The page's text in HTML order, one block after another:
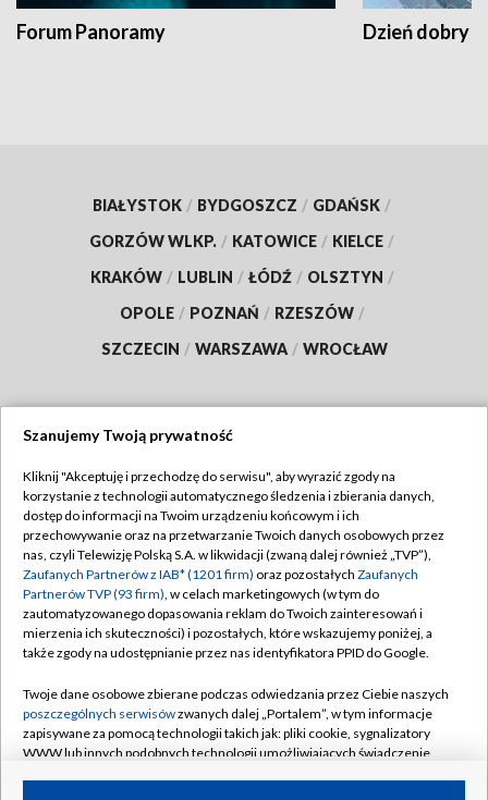
Forum Panoramy Dzień dobry
BIAŁYSTOK / BYDGOSZCZ / GDAŃSK /
GORZÓW WLKP. / KATOWICE / KIELCE /
KRAKÓW / LUBLIN / ŁÓDŹ / OLSZTYN /
OPOLE / POZNAŃ / RZESZÓW /
SZCZECIN / WARSZAWA / WROCŁAW
TVP
Abonament TVP
Emisja w TVP
Centrum informacji TVP
Naziemna Telewizja Cyfrowa
Rada Programowa
System NOS
Informacje o nadawcy
Regulamin TVP
Polityka prywatności
Moje zgody
Pomoc
Kontakt
Kanały
Szanujemy Twoją prywatność
Kliknij "Akceptuję i przechodzę do serwisu", aby wyrazić zgody na
korzystanie z technologii automatycznego śledzenia i zbierania danych,
dostęp do informacji na Twoim urządzeniu końcowym i ich
przechowywanie oraz na przetwarzanie Twoich danych osobowych przez
nas, czyli Telewizję Polską S.A. w likwidacji (zwaną dalej również „TVP”),
Zaufanych Partnerów z IAB* (1201 firm) oraz pozostałych Zaufanych
Partnerów TVP (93 firm), w celach marketingowych (w tym do
zautomatyzowanego dopasowania reklam do Twoich zainteresowań i
mierzenia ich skuteczności) i pozostałych, które wskazujemy poniżej, a
także zgody na udostępnianie przez nas identyfikatora PPID do Google.
Twoje dane osobowe zbierane podczas odwiedzania przez Ciebie naszych
poszczególnych serwisówzwanych dalej „Portalem”, w tym informacje
zapisywane za pomocą technologii takich jak: pliki cookie, sygnalizatory
WWW lub innych podobnych technologii umożliwiających świadczenie